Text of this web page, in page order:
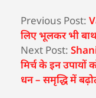
Previous Post:
लिए भूलकर भी
Next Post:
मिर्च के इन उपायों
धन – समृद्धि में